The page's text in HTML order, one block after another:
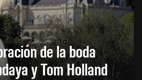
de la boda
y Tom Holland